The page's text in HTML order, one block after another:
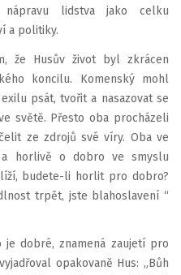
lidstva jako celku
a politiky.
že Husův život byl zkrácen
koncilu. Komenský mohl
psát, tvořit a nasazovat se
světě. Přesto oba procházeli
ze zdrojů své víry. Oba ve
horlivě o dobro ve smyslu
budete-li horlit pro dobro?
trpět, jste blahoslavení “
dobré, znamená zaujetí pro
opakovaně Hus: „Bůh